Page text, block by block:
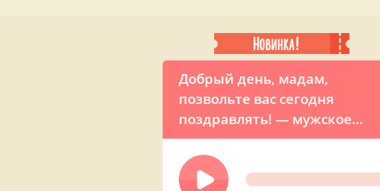
Добрый день, мадам,
позвольте вас сегодня
поздравлять! — мужское
поздравление именинницы
весёлой песней